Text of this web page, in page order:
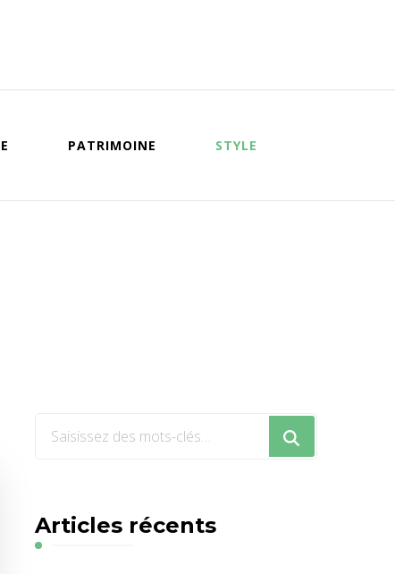
PATRIMOINE STYLE
Vous
?
Articles récents